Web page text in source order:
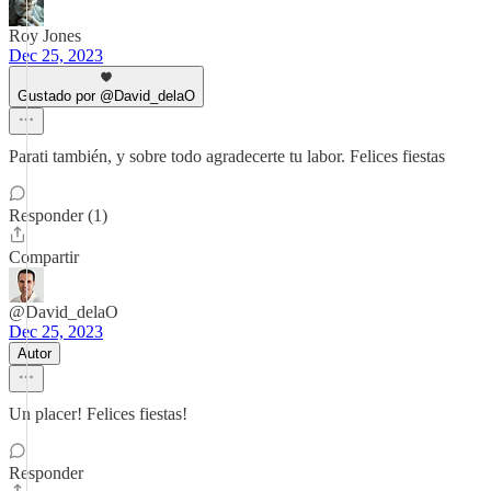
Roy Jones
Dec 25, 2023
Gustado por @David_delaO
Parati también, y sobre todo agradecerte tu labor. Felices fiestas
Responder (1)
Compartir
@David_delaO
Dec 25, 2023
Autor
Un placer! Felices fiestas!
Responder